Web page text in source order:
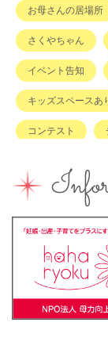
お母さんの居場所
さくやちゃん
イベント告知
キッズスペースあ
コンテスト
バーベキュー
ベビ＊ステ
ママの息抜き
ライター募集
一時保育 一